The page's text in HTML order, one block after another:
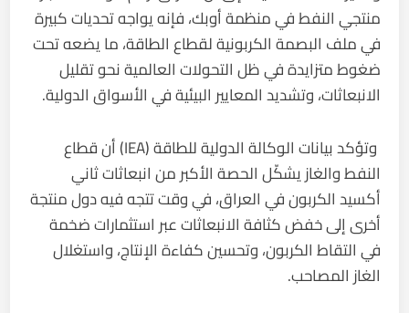
منتجي النفط في منظمة أوبك، فإنه يواجه تحديات كبيرة
في ملف البصمة الكربونية لقطاع الطاقة، ما يضعه تحت
ضغوط متزايدة في ظل التحولات العالمية نحو تقليل
الانبعاثات، وتشديد المعايير البيئية في الأسواق الدولية.
وتؤكد بيانات الوكالة الدولية للطاقة (IEA) أن قطاع
النفط والغاز يشكّل الحصة الأكبر من انبعاثات ثاني
أكسيد الكربون في العراق، في وقت تتجه فيه دول منتجة
أخرى إلى خفض كثافة الانبعاثات عبر استثمارات ضخمة
في التقاط الكربون، وتحسين كفاءة الإنتاج، واستغلال
الغاز المصاحب.